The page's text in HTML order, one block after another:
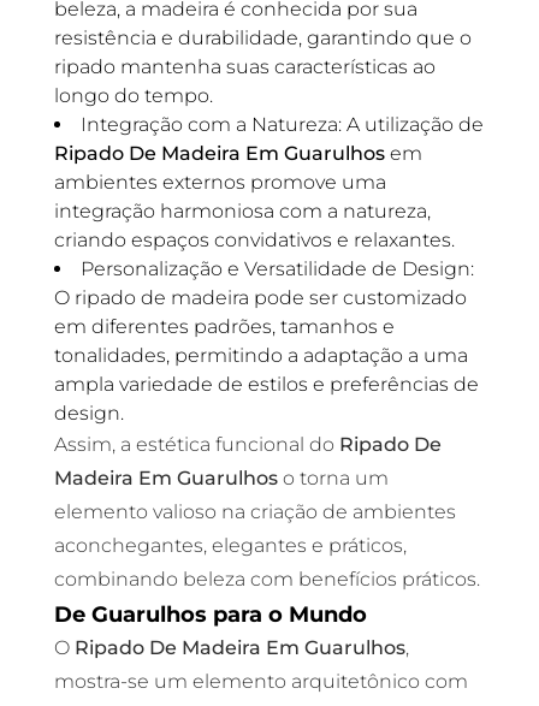
beleza, a madeira é conhecida por sua
resistência e durabilidade, garantindo que o
ripado mantenha suas características ao
longo do tempo.
Integração com a Natureza: A utilização de
Ripado De Madeira Em Guarulhosem
ambientes externos promove uma
integração harmoniosa com a natureza,
criando espaços convidativos e relaxantes.
Personalização e Versatilidade de Design:
O ripado de madeira pode ser customizado
em diferentes padrões, tamanhos e
tonalidades, permitindo a adaptação a uma
ampla variedade de estilos e preferências de
design.
Assim, a estética funcional do Ripado De
Madeira Em Guarulhoso torna um
elemento valioso na criação de ambientes
aconchegantes, elegantes e práticos,
combinando beleza com benefícios práticos.
De Guarulhos para o Mundo
O Ripado De Madeira Em Guarulhos,
mostra-se um elemento arquitetônico com